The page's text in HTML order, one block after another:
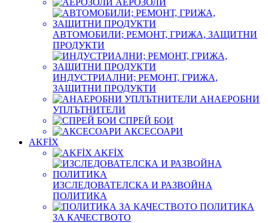
АЕРОЗОЛИ
АВТОМОБИЛИ; РЕМОНТ, ГРИЖА, ЗАЩИТНИ
ПРОДУКТИ
ИНДУСТРИАЛНИ; РЕМОНТ, ГРИЖА,
ЗАЩИТНИ ПРОДУКТИ
АНАЕРОБНИ
УПЛЪТНИТЕЛИ
СПРЕЙ БОИ
АКСЕСОАРИ
AKFİX
AKFİX
ИЗСЛЕДОВАТЕЛСКА И РАЗВОЙНА
ПОЛИТИКА
ПОЛИТИКА
ЗА КАЧЕСТВОТО